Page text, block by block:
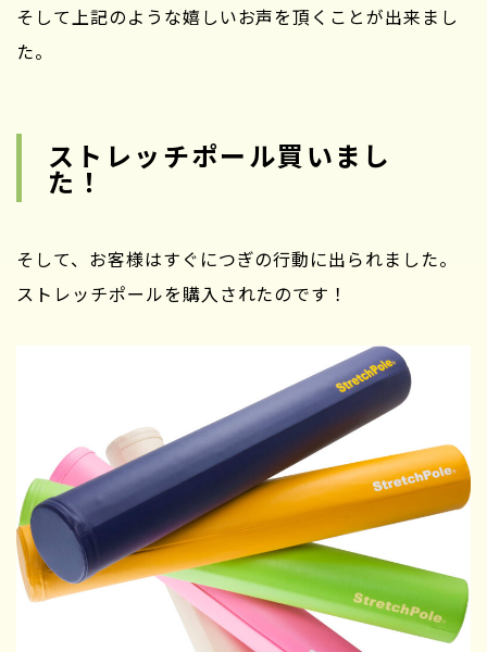
そして上記のような嬉しいお声を頂くことが出来まし
た。
ストレッチポール買いまし
た！
そして、お客様はすぐにつぎの行動に出られました。
ストレッチポールを購入されたのです！